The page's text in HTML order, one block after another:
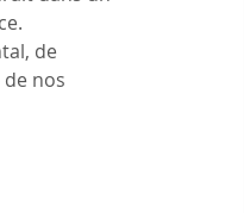
de
de nos